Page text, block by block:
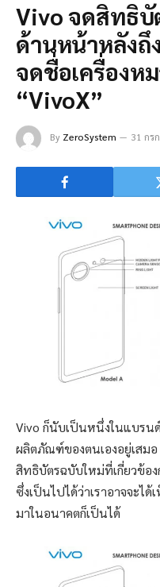
Vivo จดสิทธิ
ด้านหน้าหลังถึ
จดชื่อเครื่องห
“VivoX”
By ZeroSystem 31 กร
Vivo ก็นับเป็นหนึ่งในแบรน
ผลิตภัณฑ์ของตนเองอยู่เสม
สิทธิบัตรฉบับใหม่ที่เกี่ยวข้อ
ซึ่งเป็นไปได้ว่าเราอาจจะไ
มาในอนาคตก็เป็นได้